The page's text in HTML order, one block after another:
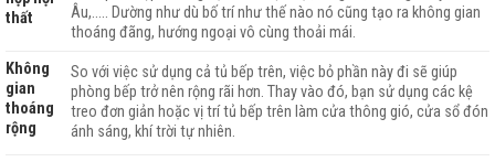
thất
Âu,….. Dường như dù bố trí như thế nào nó cũng tạo ra không gian
thoáng đãng, hướng ngoại vô cùng thoải mái.
Không
gian
thoáng
rộng
So với việc sử dụng cả tủ bếp trên, việc bỏ phần này đi sẽ giúp
phòng bếp trở nên rộng rãi hơn. Thay vào đó, bạn sử dụng các kệ
treo đơn giản hoặc vị trí tủ bếp trên làm cửa thông gió, cửa sổ đón
ánh sáng, khí trời tự nhiên.